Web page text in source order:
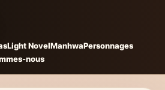
Light NovelManhwaPersonnages
nous